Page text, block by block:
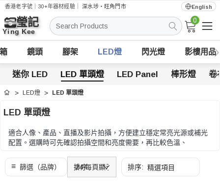
香港老字號｜30+年器材經驗｜深水埗・旺角門市 English
搜
索
0
鏡頭 腳架 LED燈 閃光燈 影樓用品
迷你 LED LED 單頭燈 LED Panel 棒形燈 卷
首頁 LED燈 LED 單頭燈
LED 單頭燈
適合人像、產品、直播及影片拍攝，方便建立穩定常亮光源或補光
配置。選購時可先確認拍攝空間和亮度需要，再比較色溫、
選購時可先確認拍攝空間和亮度需要，再比較色溫、CRI/TLCI、供
電方式、柔光配件和安裝方式。